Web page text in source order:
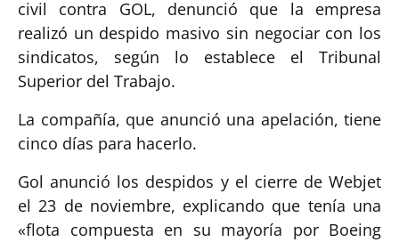
civil contra GOL, denunció que la empresa
realizó un despido masivo sin negociar con los
sindicatos, según lo establece el Tribunal
Superior del Trabajo.
La compañía, que anunció una apelación, tiene
cinco días para hacerlo.
Gol anunció los despidos y el cierre de Webjet
el 23 de noviembre, explicando que tenía una
«flota compuesta en su mayoría por Boeing